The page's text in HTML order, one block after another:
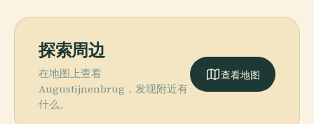
探索周边
在地图上查看
Augustijnenbrug，发现附近有
什么。
查看地图